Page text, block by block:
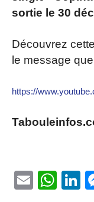
sortie le 30
Découvrez
le message
https://
Email